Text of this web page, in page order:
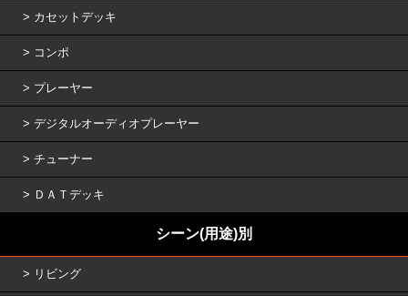
カセットデッキ
コンポ
プレーヤー
デジタルオーディオプレーヤー
チューナー
ＤＡＴデッキ
シーン(用途)別
リビング